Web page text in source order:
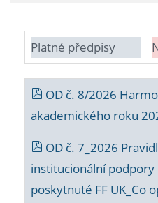
Platné předpisy
OD č. 8/2026
akademického roku
OD č. 7_2026
institucionální podpory
poskytnuté FF UK_Co